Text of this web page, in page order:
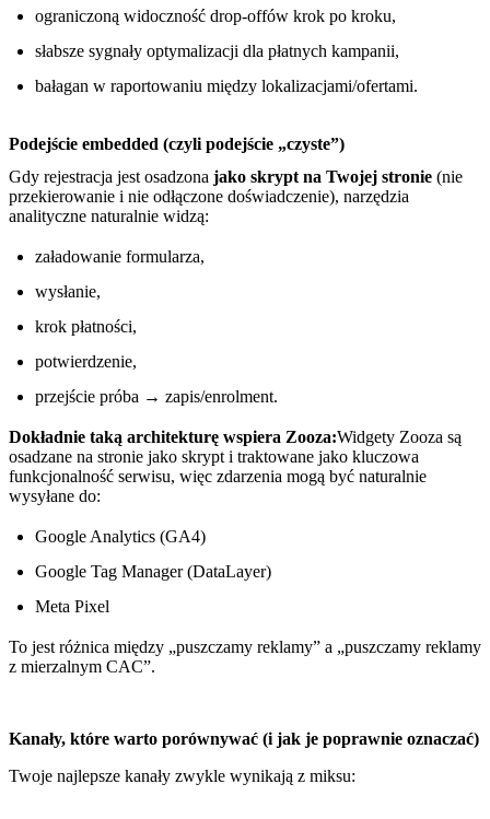
ograniczoną widoczność drop-offów krok po kroku,
słabsze sygnały optymalizacji dla płatnych kampanii,
bałagan w raportowaniu między lokalizacjami/ofertami.
Podejście embedded (czyli podejście „czyste”)
Gdy rejestracja jest osadzona jako skrypt na Twojej stronie (nie
przekierowanie i nie odłączone doświadczenie), narzędzia
analityczne naturalnie widzą:
załadowanie formularza,
wysłanie,
krok płatności,
potwierdzenie,
przejście próba → zapis/enrolment.
Dokładnie taką architekturę wspiera Zooza:Widgety Zooza są
osadzane na stronie jako skrypt i traktowane jako kluczowa
funkcjonalność serwisu, więc zdarzenia mogą być naturalnie
wysyłane do:
Google Analytics (GA4)
Google Tag Manager (DataLayer)
Meta Pixel
To jest różnica między „puszczamy reklamy” a „puszczamy reklamy
z mierzalnym CAC”.
Kanały, które warto porównywać (i jak je poprawnie oznaczać)
Twoje najlepsze kanały zwykle wynikają z miksu: